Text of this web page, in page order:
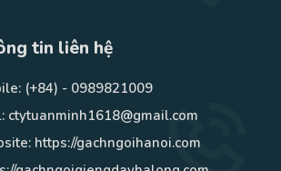
tin liên hệ
(+84) - 0989821009
ctytuanminh1618@gmail.com
https://gachngoihanoi.com